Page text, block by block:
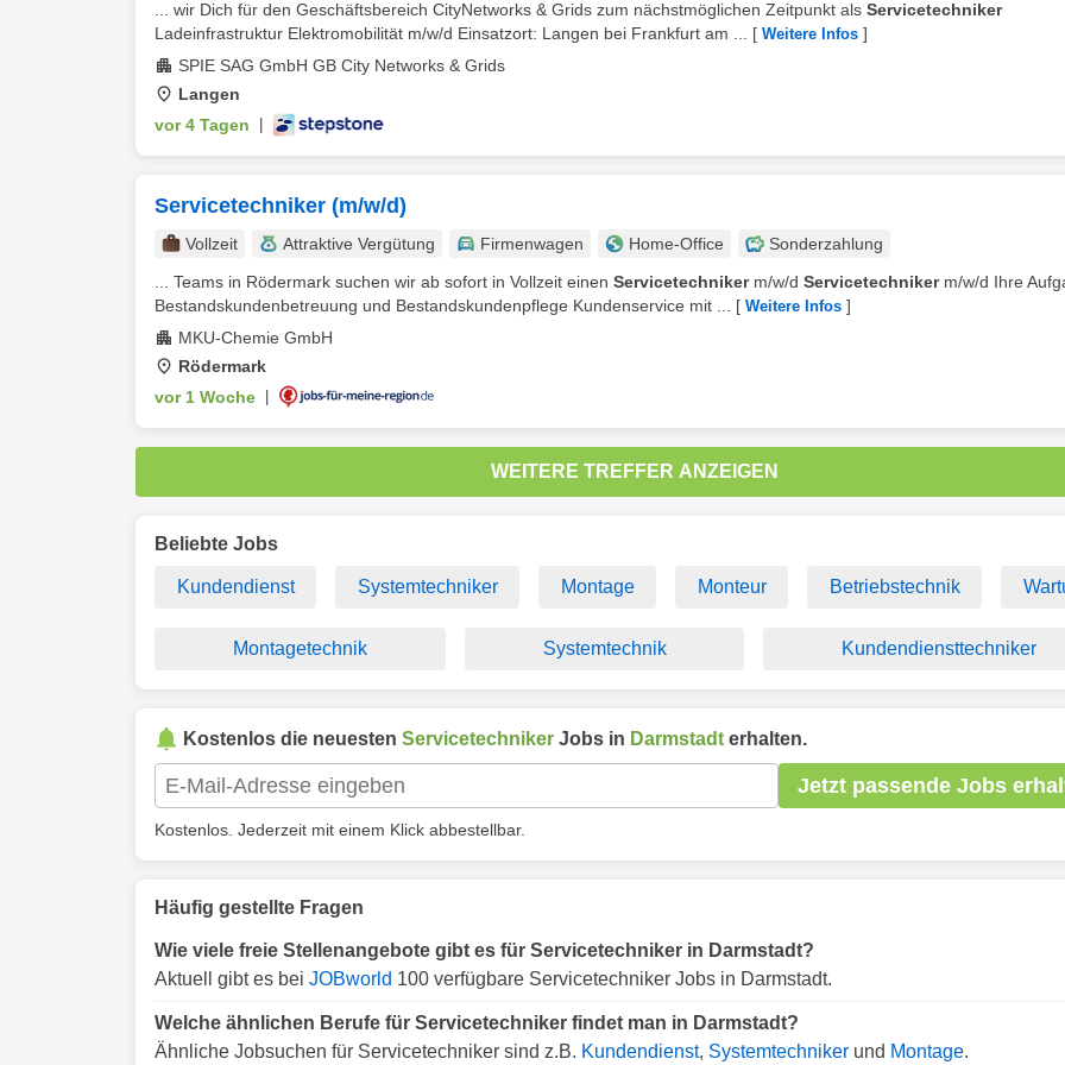
... wir Dich für den Geschäftsbereich CityNetworks & Grids zum nächstmöglichen Zeitpunkt als Servicetechniker
Ladeinfrastruktur Elektromobilität m/w/d Einsatzort: Langen bei Frankfurt am ...
[ Weitere Infos ]
SPIE SAG GmbH GB City Networks & Grids
Langen
vor 4 Tagen
Servicetechniker (m/w/d)
Vollzeit Attraktive Vergütung Firmenwagen Home-Office
Sonderzahlung
... Teams in Rödermark suchen wir ab sofort in Vollzeit einen Servicetechnikerm/w/d Servicetechnikerm/w/d Ihre
Bestandskundenbetreuung und Bestandskundenpflege Kundenservice mit ...
[ Weitere Infos ]
MKU-Chemie GmbH
Rödermark
vor 1 Woche
WEITERE TREFFER ANZEIGEN
Beliebte Jobs
Kundendienst Systemtechniker Montage Monteur Betriebstechnik
Montagetechnik Systemtechnik Kundendiensttechniker
Kostenlos die neuesten Servicetechniker Jobs in Darmstadt erhalten.
Jetzt passende Jobs
Kostenlos. Jederzeit mit einem Klick abbestellbar.
Häufig gestellte Fragen
Wie viele freie Stellenangebote gibt es für Servicetechniker in Darmstadt?
Aktuell gibt es bei JOBworld 100 verfügbare Servicetechniker Jobs in Darmstadt.
Welche ähnlichen Berufe für Servicetechniker findet man in Darmstadt?
Ähnliche Jobsuchen für Servicetechniker sind z.B. Kundendienst, Systemtechniker und Montage.